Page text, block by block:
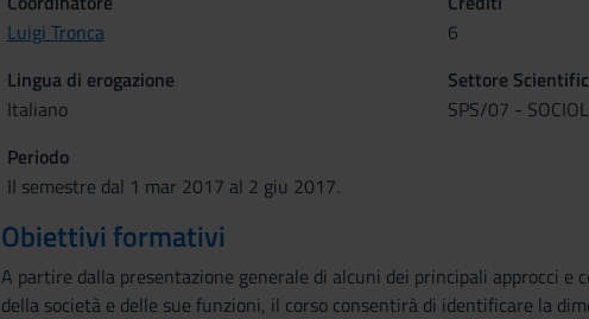
Luigi Tronca
6
Lingua di erogazione
Italiano
Settore
SPS/07 -
Periodo
II semestre dal 1 mar 2017 al 2 giu 2017.
Obiettivi formativi
A partire dalla presentazione generale di alcuni dei principali approcci
della società e delle sue funzioni, il corso consentirà di identificare la